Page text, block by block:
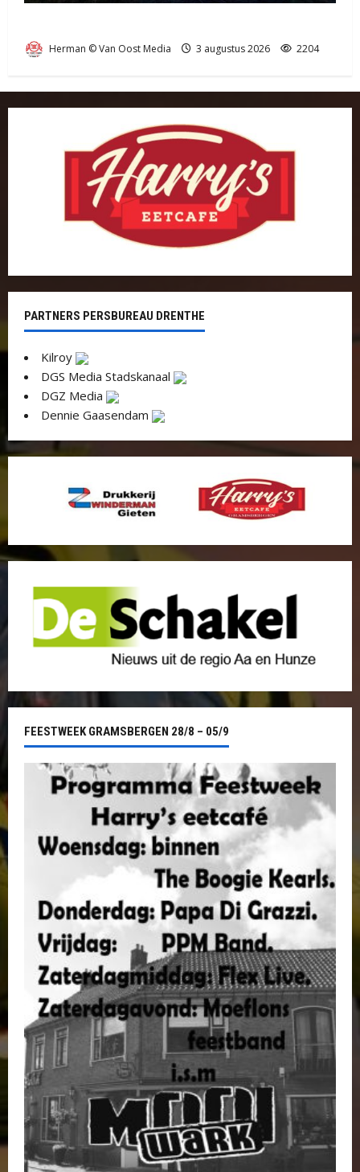
Herman © Van Oost Media 3 augustus 2026 2204
PARTNERS PERSBUREAU DRENTHE
Kilroy
DGS Media Stadskanaal
DGZ Media
Dennie Gaasendam
FEESTWEEK GRAMSBERGEN 28/8 – 05/9